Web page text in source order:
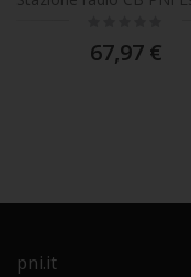
67,97 €
pni.it